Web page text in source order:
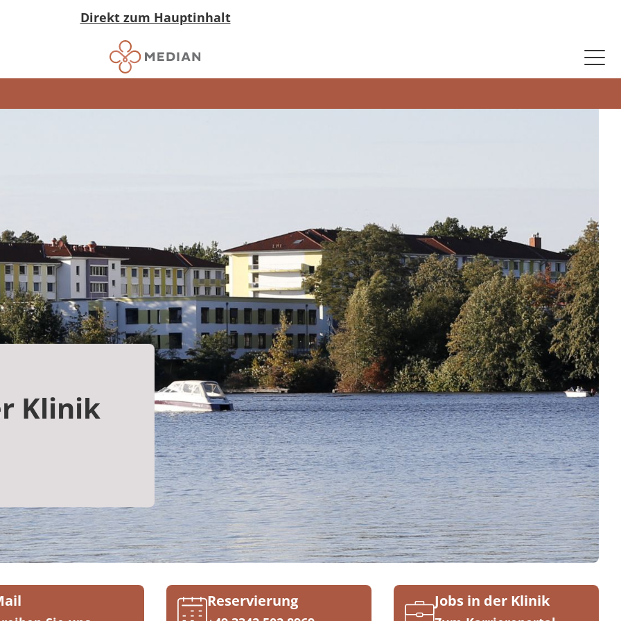
Direkt zum Hauptinhalt
Klinik
Reservierung Jobs in der Klinik